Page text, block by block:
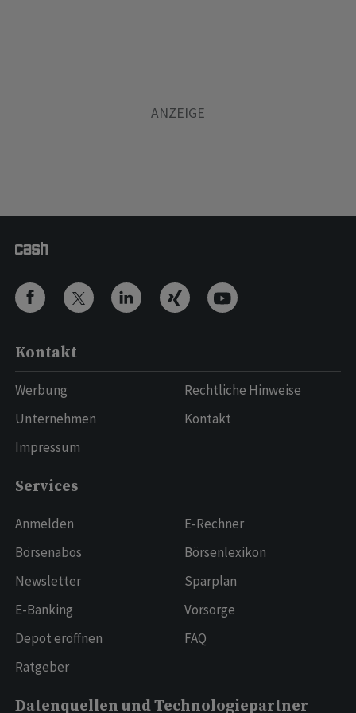
Kontakt
Werbung
Unternehmen
Impressum
Rechtliche Hinweise
Kontakt
Services
Anmelden
Börsenabos
Newsletter
E-Banking
Depot eröffnen
Ratgeber
E-Rechner
Börsenlexikon
Sparplan
Vorsorge
FAQ
Datenquellen und Technologiepartner